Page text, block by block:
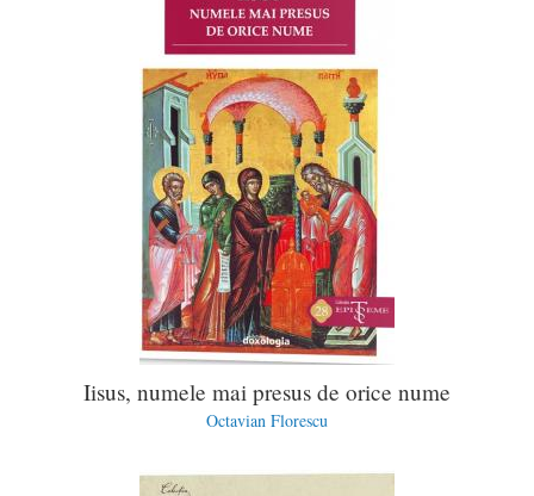
Iisus, numele mai presus de orice nume
Octavian Florescu